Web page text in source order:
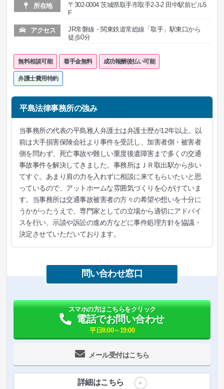
所在地
〒302-0004 茨城県取手市取手2-3-2 田中駅前ビル5
F
アクセス
JR常磐線・関東鉄道常総線「取手」駅東口から
徒歩0分
無料相談可能 着手金無料 成功報酬後払い可能
弁護士費用特約
平島法律事務所の強み
当事務所の代表の平島雅人弁護士は弁護士歴が12年以上。以
前は大手損害保険会社より事件を受託し、加害者側・被害者
側を問わず、死亡事故や難しい重度後遺障害まで多くの交通
事故事件を解決してきました。事務所はＪＲ取出駅から歩い
てすぐ。あまり肩の力を入れずに相談に来てもらいたいと思
っているので、アットホームな雰囲気づくりを心がけていま
す。当事務所は交通事故被害者の方々の希望や想いを十分に
うかがったうえで、専門家としての立場から適切にアドバイ
スを行い、示談や訴訟の進め方などに事件処理方針を協議・
決定させていただいております。
問い合わせ窓口
メール受付はこちら
スマホの方はこちらをクリック
電話でお問い合わせ
平日8:00～19:00
詳細はこちら